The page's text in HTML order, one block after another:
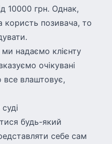
10000 грн. Однак,
користь позивача, то
надаємо клієнту
очікувані
все влаштовує,
будь-який
себе сам